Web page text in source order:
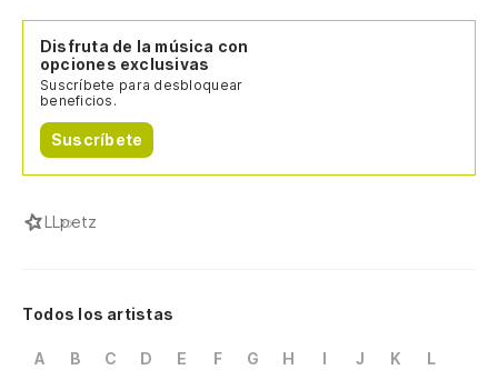
Disfruta de la música con
opciones exclusivas
Suscríbete para desbloquear
beneficios.
Suscríbete
LLpetz
Todos los artistas
A B C D E F G H I J K
L